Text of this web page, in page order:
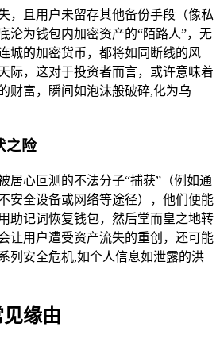
，且用户未留存其他备份手段（像私
沦为钱包内加密资产的“陌路人”，无
城的加密货币，都将如同断线的风
际，这对于投资者而言，或许意味着
财富，瞬间如泡沫般破碎,化为乌
之险
居心叵测的不法分子“捕获”（例如通
安全设备或网络等途径），他们便能
助记词恢复钱包，然后堂而皇之地转
让用户遭受资产流失的重创，还可能
列安全危机,如个人信息如泄露的洪
缘由